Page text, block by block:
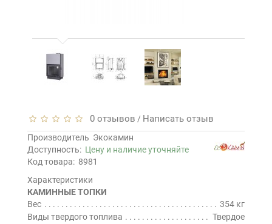
0 отзывов / Написать отзыв
Производитель Экокамин
Доступность: Цену и наличие уточняйте
Код товара: 8981
Характеристики
КАМИННЫЕ ТОПКИ
Вес
354 кг
Виды твердого топлива
Твердое